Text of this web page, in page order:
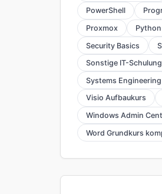
PowerShell
Proxmox
Python
Security Basics
Sonstige IT-
Systems Engineering
Visio Aufbaukurs
Windows Admin
Word Grundkurs